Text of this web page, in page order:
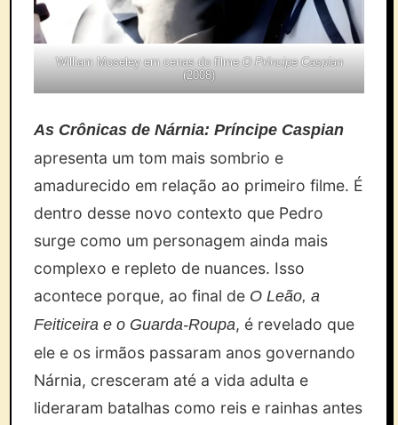
William Moseley em cenas do filme O Príncipe Caspian
(2008)
As Crônicas de Nárnia: Príncipe Caspian
apresenta um tom mais sombrio e
amadurecido em relação ao primeiro filme. É
dentro desse novo contexto que Pedro
surge como um personagem ainda mais
complexo e repleto de nuances. Isso
acontece porque, ao final de O Leão, a
Feiticeira e o Guarda-Roupa, é revelado que
ele e os irmãos passaram anos governando
Nárnia, cresceram até a vida adulta e
lideraram batalhas como reis e rainhas antes